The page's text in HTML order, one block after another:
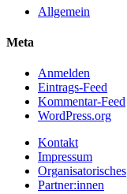
Allgemein
Meta
Anmelden
Eintrags-Feed
Kommentar-Feed
WordPress.org
Kontakt
Impressum
Organisatorisches
Partner:innen